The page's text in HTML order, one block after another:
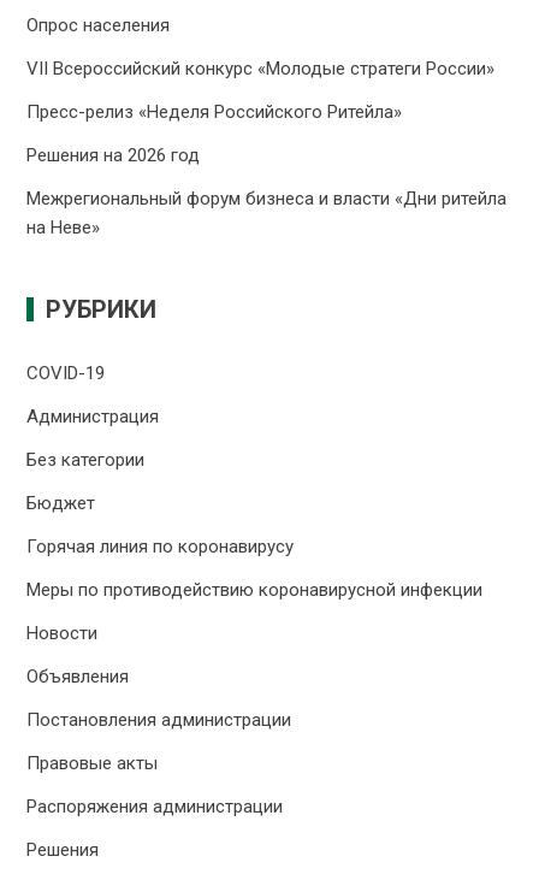
Опрос населения
VII Всероссийский конкурс «Молодые стратеги России»
Пресс-релиз «Неделя Российского Ритейла»
Решения на 2026 год
Межрегиональный форум бизнеса и власти «Дни ритейла
на Неве»
РУБРИКИ
COVID-19
Администрация
Без категории
Бюджет
Горячая линия по коронавирусу
Меры по противодействию коронавирусной инфекции
Новости
Объявления
Постановления администрации
Правовые акты
Распоряжения администрации
Решения